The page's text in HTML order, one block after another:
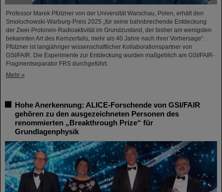
Professor Marek Pfützner von der Universität Warschau, Polen, erhält den
Smoluchowski-Warburg-Preis 2025 „für seine bahnbrechende Entdeckung
der Zwei-Protonen-Radioaktivität im Grundzustand, der bisher am wenigsten
bekannten Art des Kernzerfalls, mehr als 40 Jahre nach ihrer Vorhersage“.
Pfützner ist langjähriger wissenschaftlicher Kollaborationspartner von
GSI/FAIR. Die Experimente zur Entdeckung wurden maßgeblich am GSI/FAIR-
Fragmentseparator FRS durchgeführt.
Mehr »
Hohe Anerkennung: ALICE-Forschende von GSI/FAIR
gehören zu den ausgezeichneten Personen des
renommierten „Breakthrough Prize“ für
Grundlagenphysik